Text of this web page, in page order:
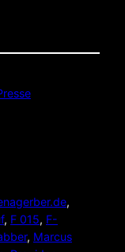
, F 015, F-
, Marcus